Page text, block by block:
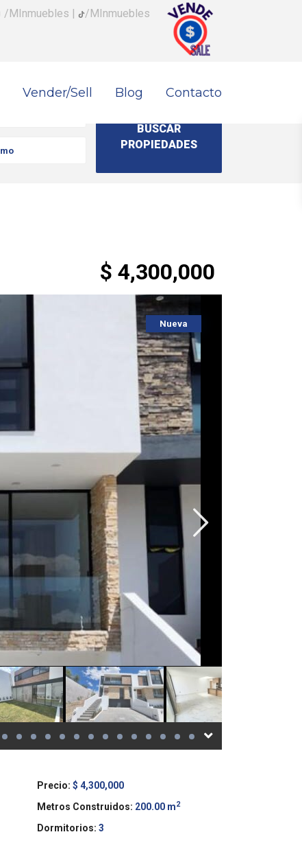
/MInmuebles | /MInmuebles
Vender/Sell Blog Contacto
$ 4,300,000
Nueva
Precio: $ 4,300,000
Metros Construidos: 200.00 m2
Dormitorios: 3